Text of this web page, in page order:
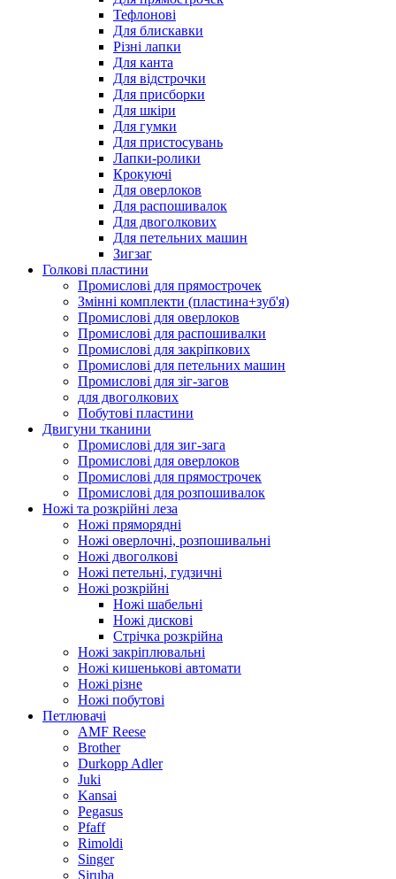
Тефлонові
Для блискавки
Різні лапки
Для канта
Для відстрочки
Для присборки
Для шкіри
Для гумки
Для пристосувань
Лапки-ролики
Крокуючі
Для оверлоков
Для распошивалок
Для двоголкових
Для петельних машин
Зигзаг
Голкові пластини
Промислові для прямострочек
Змінні комплекти (пластина+зуб'я)
Промислові для оверлоков
Промислові для распошивалки
Промислові для закріпкових
Промислові для петельних машин
Промислові для зіг-загов
для двоголкових
Побутові пластини
Двигуни тканини
Промислові для зиг-зага
Промислові для оверлоков
Промислові для прямострочек
Промислові для розпошивалок
Ножі та розкрійні леза
Ножі пряморядні
Ножі оверлочні, розпошивальні
Ножі двоголкові
Ножі петельні, гудзичні
Ножі розкрійні
Ножі шабельні
Ножі дискові
Стрічка розкрійна
Ножі закріплювальні
Ножі кишенькові автомати
Ножі різне
Ножі побутові
Петлювачі
AMF Reese
Brother
Durkopp Adler
Juki
Kansai
Pegasus
Pfaff
Rimoldi
Singer
Siruba